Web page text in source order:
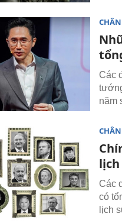
Các
năm
Các
có
lịch